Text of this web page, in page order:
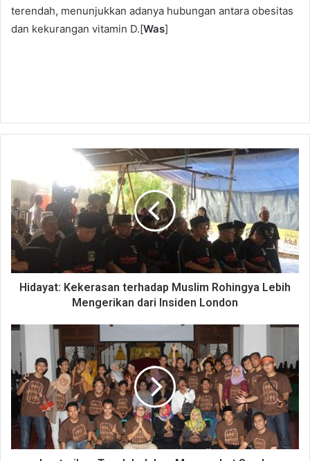
terendah, menunjukkan adanya hubungan antara obesitas
dan kekurangan vitamin D.[Was]
Hidayat: Kekerasan terhadap Muslim Rohingya Lebih
Mengerikan dari Insiden London